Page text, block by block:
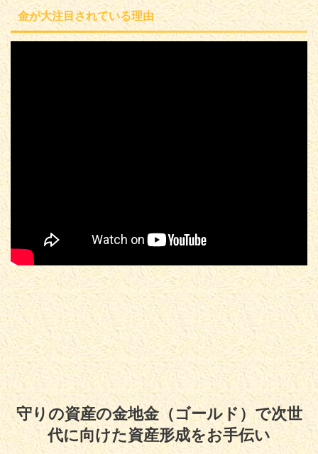
金が大注目されている理由
守りの資産の金地金（ゴールド）で次世
代に向けた資産形成をお手伝い